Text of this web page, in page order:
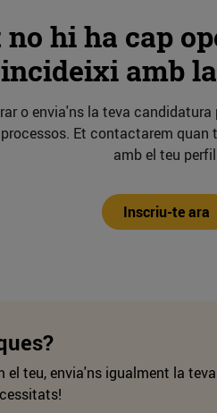
hi ha cap
amb
o envia'ns la teva
Et contactarem quan
amb el teu
Inscriu-te ara
el teu, envia'ns igualment la